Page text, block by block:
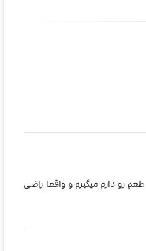
رو دارم میگیرم و واقعا راضی